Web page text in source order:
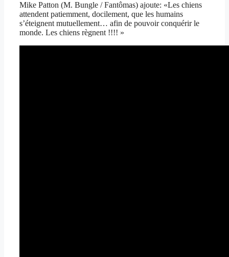
Mike Patton (M. Bungle / Fantômas) ajoute: «Les chiens
attendent patiemment, docilement, que les humains
s’éteignent mutuellement… afin de pouvoir conquérir le
monde. Les chiens règnent !!!! »